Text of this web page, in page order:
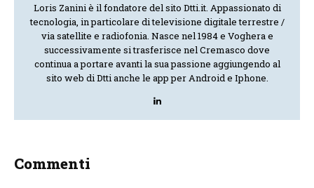
Loris Zanini è il fondatore del sito Dtti.it. Appassionato di
tecnologia, in particolare di televisione digitale terrestre /
via satellite e radiofonia. Nasce nel 1984 e Voghera e
successivamente si trasferisce nel Cremasco dove
continua a portare avanti la sua passione aggiungendo al
sito web di Dtti anche le app per Android e Iphone.
Commenti